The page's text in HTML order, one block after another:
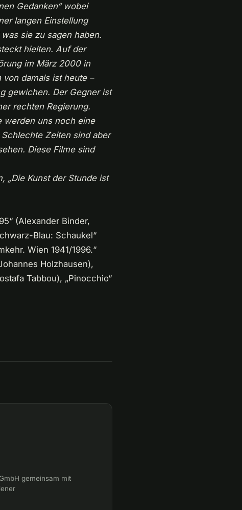
Gedanken“ wobei
langen Einstellung
sie zu sagen haben.
hielten. Auf der
im März 2000 in
damals ist heute –
gewichen. Der Gegner ist
rechten Regierung.
werden uns noch eine
Zeiten sind aber
Diese Filme sind
„Die Kunst der Stunde ist
(Alexander Binder,
Blau: Schaukel“
Wien 1941/1996.“
Holzhausen),
Tabbou), „Pinocchio“
gemeinsam mit